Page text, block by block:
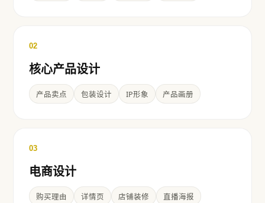
02
核心产品设计
产品卖点 包装设计 IP形象 产品画册
03
电商设计
购买理由 详情页 店铺装修 直播海报